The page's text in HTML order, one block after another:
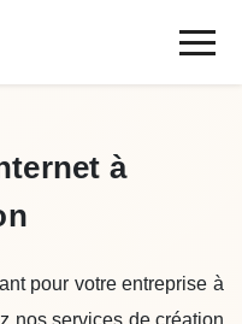
à
pour votre entreprise à
nos services de création